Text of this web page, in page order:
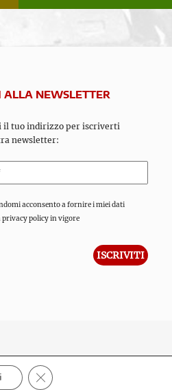
ALLA NEWSLETTER
il tuo indirizzo per iscriverti
newsletter:
acconsento a fornire i miei dati
privacy policy in vigore
Close GDPR Cookie Banner